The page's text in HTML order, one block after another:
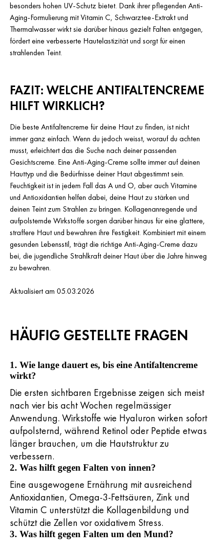
besonders hohen UV-Schutz bietet. Dank ihrer pflegenden Anti-
Aging-Formulierung mit Vitamin C, Schwarztee-Extrakt und
Thermalwasser wirkt sie darüber hinaus gezielt Falten entgegen,
fördert eine verbesserte Hautelastizität und sorgt für einen
strahlenden Teint.
FAZIT: WELCHE ANTIFALTENCREME
HILFT WIRKLICH?
Die beste Antifaltencreme für deine Haut zu finden, ist nicht
immer ganz einfach. Wenn du jedoch weisst, worauf du achten
musst, erleichtert das die Suche nach deiner passenden
Gesichtscreme. Eine Anti-Aging-Creme sollte immer auf deinen
Hauttyp und die Bedürfnisse deiner Haut abgestimmt sein.
Feuchtigkeit ist in jedem Fall das A und O, aber auch Vitamine
und Antioxidantien helfen dabei, deine Haut zu stärken und
deinen Teint zum Strahlen zu bringen. Kollagenanregende und
aufpolsternde Wirkstoffe sorgen darüber hinaus für eine glattere,
straffere Haut und bewahren ihre Festigkeit. Kombiniert mit einem
gesunden Lebensstil, trägt die richtige Anti-Aging-Creme dazu
bei, die jugendliche Strahlkraft deiner Haut über die Jahre hinweg
zu bewahren.
Aktualisiert am 05.03.2026
HÄUFIG GESTELLTE FRAGEN
1. Wie lange dauert es, bis eine Antifaltencreme
wirkt?
Die ersten sichtbaren Ergebnisse zeigen sich meist
nach vier bis acht Wochen regelmässiger
Anwendung. Wirkstoffe wie Hyaluron wirken sofort
aufpolsternd, während Retinol oder Peptide etwas
länger brauchen, um die Hautstruktur zu
verbessern.
2. Was hilft gegen Falten von innen?
Eine ausgewogene Ernährung mit ausreichend
Antioxidantien, Omega-3-Fettsäuren, Zink und
Vitamin C unterstützt die Kollagenbildung und
schützt die Zellen vor oxidativem Stress.
3. Was hilft gegen Falten um den Mund?